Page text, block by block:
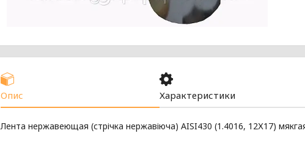
Опис Характеристики
Лента нержавеющая (стрічка нержавіюча) AISI430 (1.4016, 12Х17)